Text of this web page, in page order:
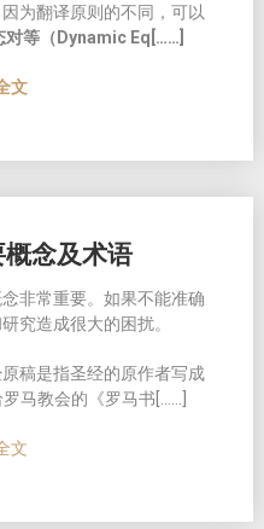
为翻译原则的不同，可以
对等（Dynamic Eq[……]
文
念及术语
非常重要。如果不能准确
究造成很大的困扰。
原稿是指圣经的原作者写成
马教会的《罗马书[……]
文